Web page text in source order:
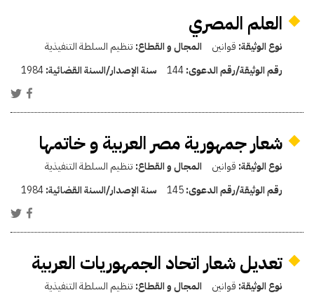
العلم المصري
نوع الوثيقة: قوانين المجال و القطاع: تنظيم السلطة التنفيذية
رقم الوثيقة/رقم الدعوى:144 سنة الإصدار/السنة القضائية:1984
شعار جمهورية مصر العربية و خاتمها
نوع الوثيقة: قوانين المجال و القطاع: تنظيم السلطة التنفيذية
رقم الوثيقة/رقم الدعوى:145 سنة الإصدار/السنة القضائية:1984
تعديل شعار اتحاد الجمهوريات العربية
نوع الوثيقة: قوانين المجال و القطاع: تنظيم السلطة التنفيذية